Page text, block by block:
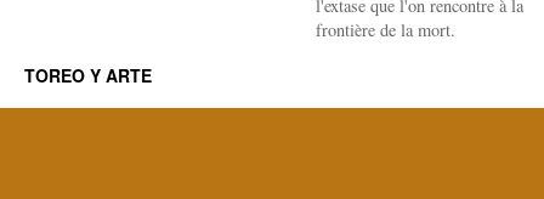
l'extase que l'on rencontre à la
frontière de la mort.
TOREO Y ARTE